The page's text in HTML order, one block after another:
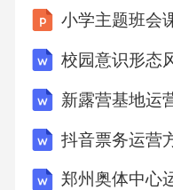
校园意识形态
新露营基地运
抖音票务运营
郑州奥体中心